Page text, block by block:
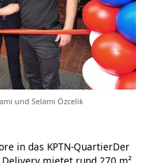
und Selami Özcelik
in das KPTN-QuartierDer
mietet rund 270 m²